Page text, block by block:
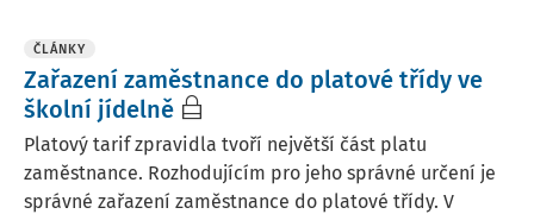
ČLÁNKY
Zařazení zaměstnance do platové třídy ve
školní jídelně
Platový tarif zpravidla tvoří největší část platu
zaměstnance. Rozhodujícím pro jeho správné určení je
správné zařazení zaměstnance do platové třídy. V